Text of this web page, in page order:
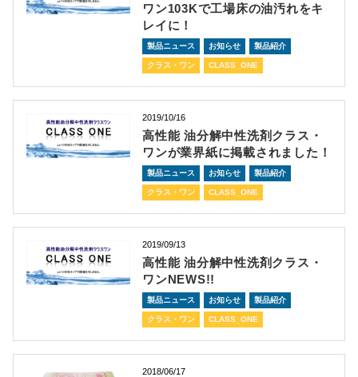
ワン103Kで工場床の油汚れをキ
レイに！
製品ニュース お知らせ 製品紹介
クラス・ワン CLASS_ONE
2019/10/16
高性能 油分解中性洗剤クラス・
ワンが業界紙に掲載されました！
製品ニュース お知らせ 製品紹介
クラス・ワン CLASS_ONE
2019/09/13
高性能 油分解中性洗剤クラス・
ワンNEWS!!
製品ニュース お知らせ 製品紹介
クラス・ワン CLASS_ONE
2018/06/17